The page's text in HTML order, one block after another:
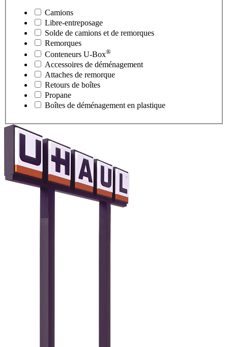
Camions
Libre-entreposage
Solde de camions et de remorques
Remorques
Conteneurs U-Box®
Accessoires de déménagement
Attaches de remorque
Retours de boîtes
Propane
Boîtes de déménagement en plastique